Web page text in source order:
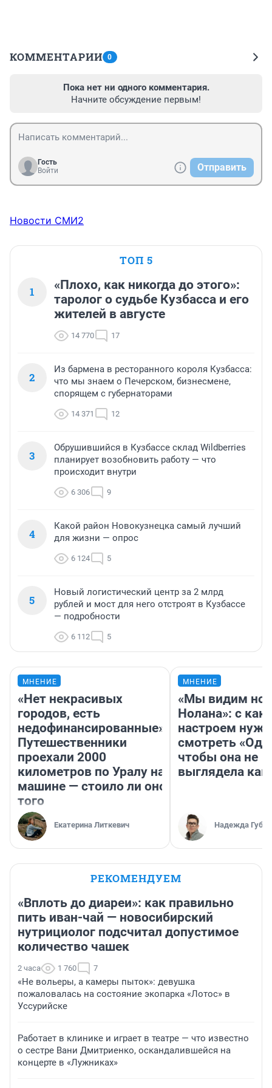
КОММЕНТАРИИ 0
Пока нет ни одного комментария.
Начните обсуждение первым!
Гость
Войти
Отправить
Новости СМИ2
ТОП 5
1
«Плохо, как никогда до этого»:
таролог о судьбе Кузбасса и его
жителей в августе
14 770 17
2
Из бармена в ресторанного короля Кузбасса:
что мы знаем о Печерском, бизнесмене,
спорящем с губернаторами
14 371 12
3
Обрушившийся в Кузбассе склад Wildberries
планирует возобновить работу — что
происходит внутри
6 306 9
4
Какой район Новокузнецка самый лучший
для жизни — опрос
6 124 5
5
Новый логистический центр за 2 млрд
рублей и мост для него отстроят в Кузбассе
— подробности
6 112 5
МНЕНИЕ
«Нет некрасивых
городов, есть
недофинансированные».
Путешественники
проехали 2000
километров по Уралу на
машине — стоило ли оно
того
Екатерина Литкевич
МНЕНИЕ
«Мы видим
Нолана»: с
настроем
смотреть
чтобы она не
выглядела как
Надежда
РЕКОМЕНДУЕМ
«Вплоть до диареи»: как правильно
пить иван-чай — новосибирский
нутрициолог подсчитал допустимое
количество чашек
2 часа 1 760 7
«Не вольеры, а камеры пыток»: девушка
пожаловалась на состояние экопарка «Лотос» в
Уссурийске
Работает в клинике и играет в театре — что известно
о сестре Вани Дмитриенко, оскандалившейся на
концерте в «Лужниках»